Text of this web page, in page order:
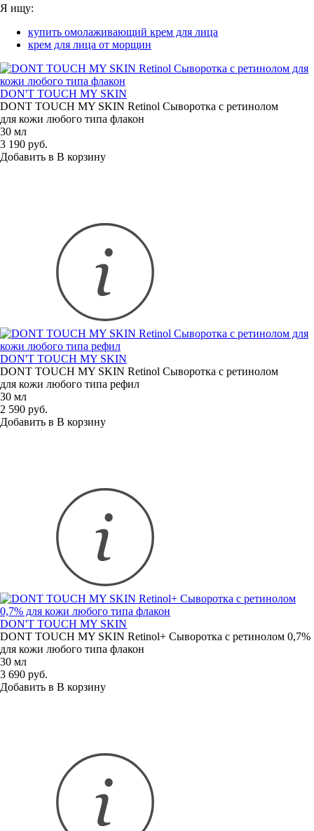
Я ищу:
купить омолаживающий крем для лица
крем для лица от морщин
DON'T TOUCH MY SKIN
DONT TOUCH MY SKIN Retinol Сыворотка с ретинолом
для кожи любого типа флакон
30 мл
3 190 руб.
Добавить в В корзину
DON'T TOUCH MY SKIN
DONT TOUCH MY SKIN Retinol Сыворотка с ретинолом
для кожи любого типа рефил
30 мл
2 590 руб.
Добавить в В корзину
DON'T TOUCH MY SKIN
DONT TOUCH MY SKIN Retinol+ Сыворотка с ретинолом 0,7%
для кожи любого типа флакон
30 мл
3 690 руб.
Добавить в В корзину